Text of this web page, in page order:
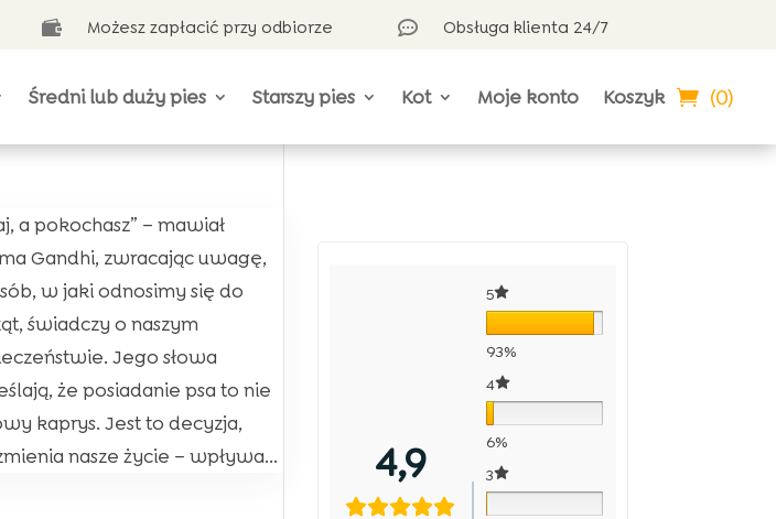
 Możesz zapłacić przy odbiorze  Obsługa klienta 24/7
Średni lub duży pies Starszy pies Kot Moje konto Koszyk (0)
a pokochasz” – mawiał
Gandhi, zwracając uwagę,
w jaki odnosimy się do
świadczy o naszym
Jego słowa
że posiadanie psa to nie
kaprys. Jest to decyzja,
nasze życie – wpływa...
4,9
5
93%
4
6%
3